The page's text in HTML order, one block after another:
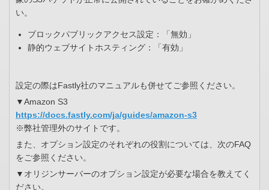
い。
ブロックパブリックアクセス設定：「無効」
静的ウェブサイトホスティング：「有効」
設定の際はFastly社のマニュアルも併せてご参照ください。
▼Amazon S3
https://docs.fastly.com/ja/guides/amazon-s3
※弊社管理外のサイトです。
また、オプション設定のそれぞれの役割については、次のFAQ
をご参照ください。
▼オリジンサーバーのオプション設定が必要な場合を教えてく
ださい。